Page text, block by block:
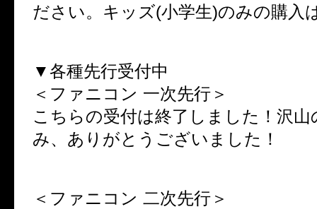
ださい。キッズ(小学生)のみの購入
▼各種先行受付中
＜ファニコン 一次先行＞
こちらの受付は終了しました！沢山
み、ありがとうございました！
＜ファニコン 二次先行＞